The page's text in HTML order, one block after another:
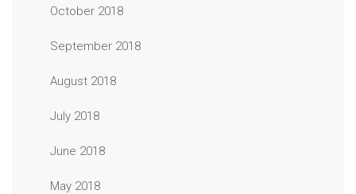
October 2018
September 2018
August 2018
July 2018
June 2018
May 2018